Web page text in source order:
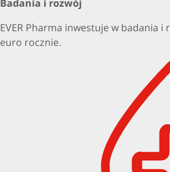
Badania i rozwój
EVER Pharma inwestuje w badania
euro rocznie.